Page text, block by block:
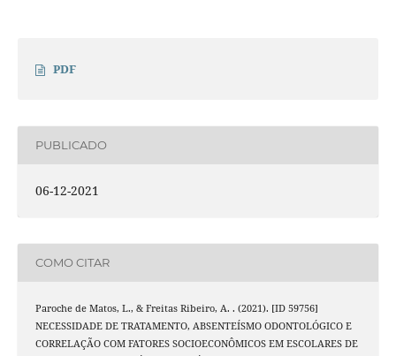
PDF
PUBLICADO
06-12-2021
COMO CITAR
Paroche de Matos, L., & Freitas Ribeiro, A. . (2021). [ID 59756]
NECESSIDADE DE TRATAMENTO, ABSENTEÍSMO ODONTOLÓGICO E
CORRELAÇÃO COM FATORES SOCIOECONÔMICOS EM ESCOLARES DE